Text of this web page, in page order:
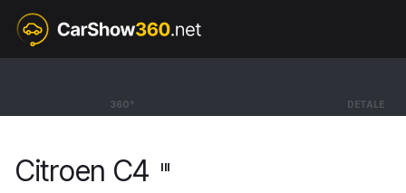
360° DETALE
Citroen C4
Citroen C4 III